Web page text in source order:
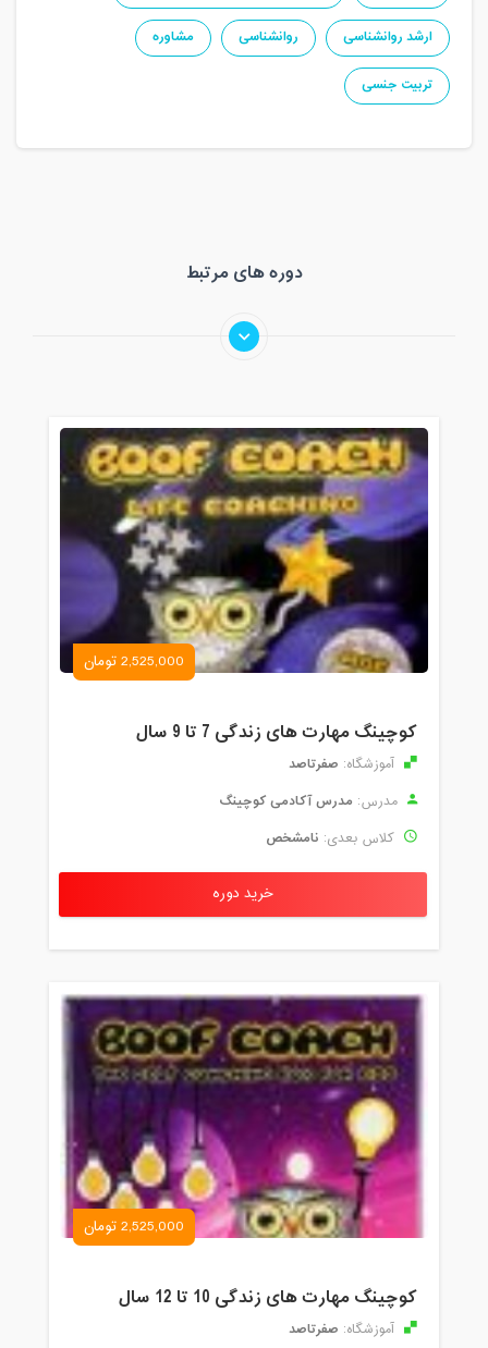
ارشد روانشناسی
روانشناسی
مشاوره
تربیت جنسی
دوره های مرتبط
2,525,000 تومان
کوچینگ مهارت های زندگی 7 تا 9 سال
آموزشگاه: صفرتاصد
مدرس: مدرس آکادمی کوچینگ
کلاس بعدی: نامشخص
خرید دوره
2,525,000 تومان
کوچینگ مهارت های زندگی 10 تا 12 سال
آموزشگاه: صفرتاصد